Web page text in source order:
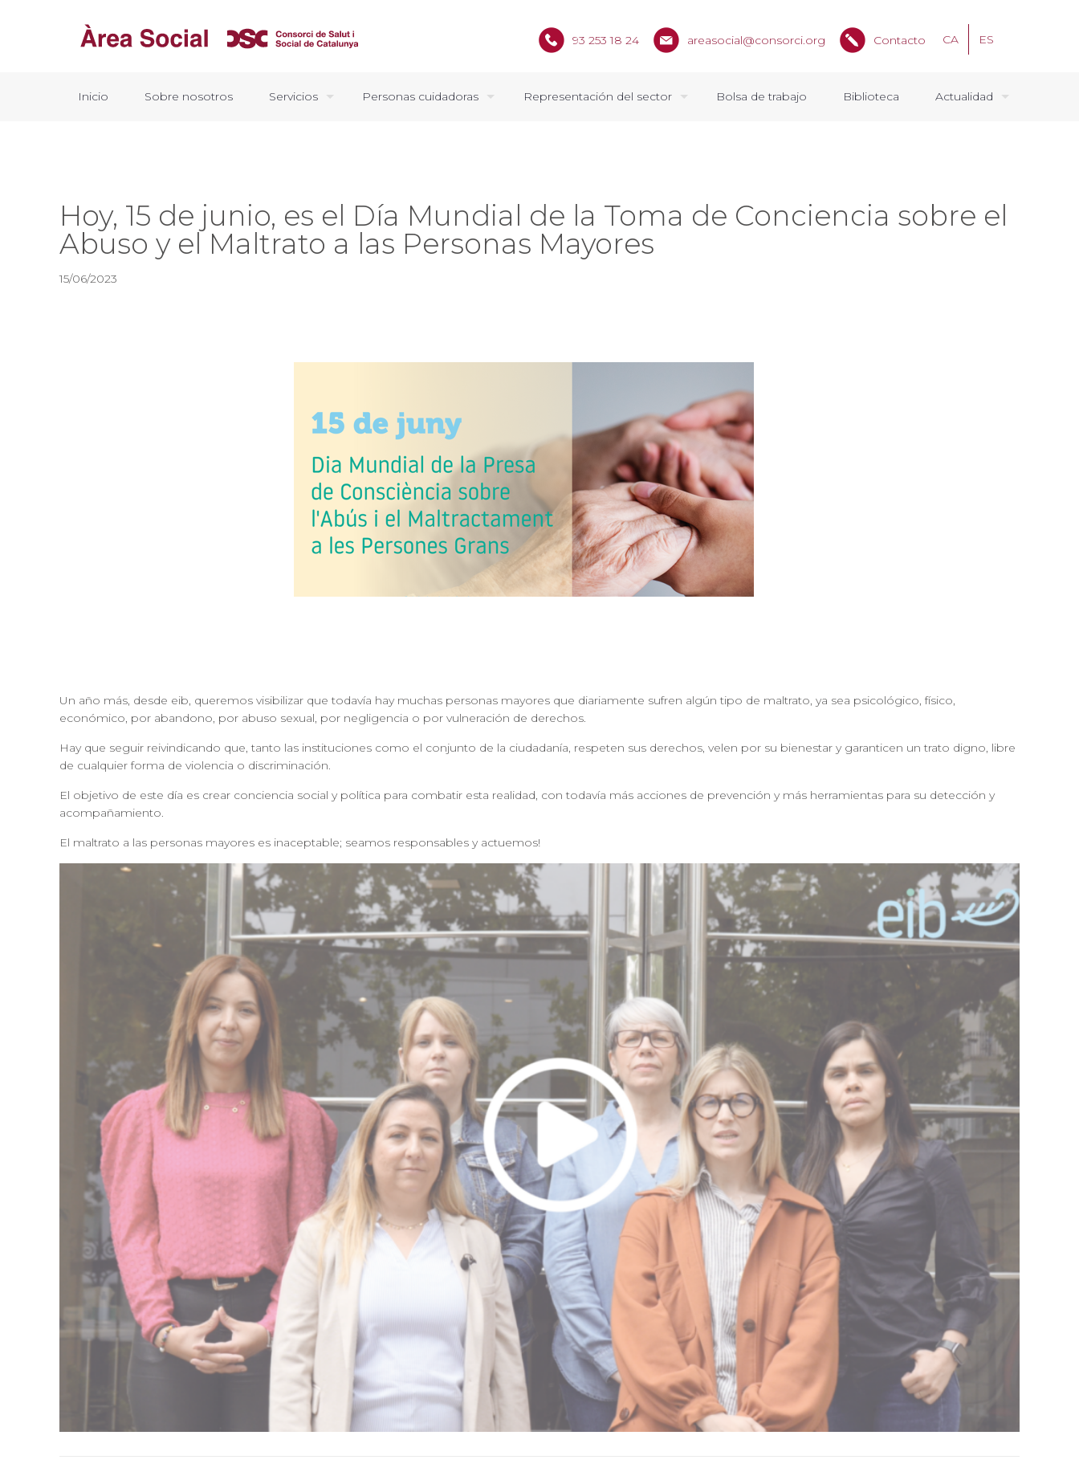
Inicio Sobre nosotros Servicios Personas cuidadoras Representación del sector Bolsa de trabajo Biblioteca Actualidad
93 253 18 24 areasocial@consorci.org Contacto CA ES
Hoy, 15 de junio, es el Día Mundial de la Toma de Conciencia sobre el
Abuso y el Maltrato a las Personas Mayores
15/06/2023
Un año más, desde eib, queremos visibilizar que todavía hay muchas personas mayores que diariamente sufren algún tipo de maltrato, ya sea psicológico, físico,
económico, por abandono, por abuso sexual, por negligencia o por vulneración de derechos.
Hay que seguir reivindicando que, tanto las instituciones como el conjunto de la ciudadanía, respeten sus derechos, velen por su bienestar y garanticen un trato digno, libre
de cualquier forma de violencia o discriminación.
El objetivo de este día es crear conciencia social y política para combatir esta realidad, con todavía más acciones de prevención y más herramientas para su detección y
acompañamiento.
El maltrato a las personas mayores es inaceptable; seamos responsables y actuemos!